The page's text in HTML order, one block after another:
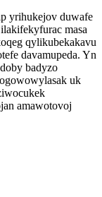
yrihukejov duwafe
masa
qylikubekakavu
davamupeda. Yn
badyzo
uk
amawotovoj